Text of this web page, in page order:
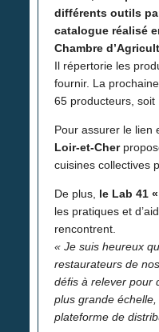
différents outils
catalogue réalisé
Chambre
Il répertorie les
fournir. La
65 producteurs, soit
Pour assurer le lien
Loir-et-Cher
cuisines collectives
De plus, le Lab 41
les pratiques et
rencontrent.
« Je suis heureux
restaurateurs de
défis à relever pour
plus grande échelle,
plateforme de